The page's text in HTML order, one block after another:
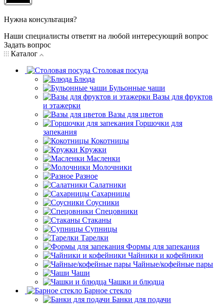
Нужна консультация?
Наши специалисты ответят на любой интересующий вопрос
Задать вопрос
Каталог
Столовая посуда
Блюда
Бульонные чаши
Вазы для фруктов
и этажерки
Вазы для цветов
Горшочки для
запекания
Кокотницы
Кружки
Масленки
Молочники
Разное
Салатники
Сахарницы
Соусники
Спецовники
Стаканы
Супницы
Тарелки
Формы для запекания
Чайники и кофейники
Чайные/кофейные пары
Чаши
Чашки и блюдца
Барное стекло
Банки для подачи